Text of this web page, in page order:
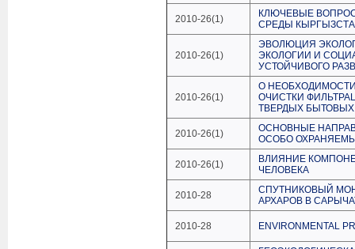
2010-26(1)
КЛЮЧЕВЫЕ
СРЕДЫ
2010-26(1)
ЭВОЛЮЦИЯ
ЭКОЛОГИИ И
УСТОЙЧИВОГО
2010-26(1)
О
ОЧИСТКИ
ТВЕРДЫХ
2010-26(1)
ОСНОВНЫЕ
ОСОБО
2010-26(1)
ВЛИЯНИЕ
ЧЕЛОВЕКА
2010-28
СПУТНИКОВЫЙ
АРХАРОВ В
2010-28 ENVIRONMENTAL